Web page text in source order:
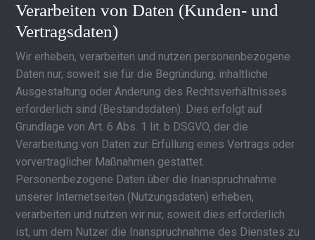
Verarbeiten von Daten (Kunden- und
Vertragsdaten)
Wir erheben, verarbeiten und nutzen personenbezogene
Daten nur, soweit sie für die Begründung, inhaltliche
Ausgestaltung oder Änderung des Rechtsverhältnisses
erforderlich sind (Bestandsdaten). Dies erfolgt auf
Grundlage von Art. 6 Abs. 1 lit. b DSGVO, der die
Verarbeitung von Daten zur Erfüllung eines Vertrags oder
vorvertraglicher Maßnahmen gestattet.
Personenbezogene Daten über die Inanspruchnahme
unserer Internetseiten (Nutzungsdaten) erheben,
verarbeiten und nutzen wir nur, soweit dies erforderlich
ist, um dem Nutzer die Inanspruchnahme des Dienstes zu